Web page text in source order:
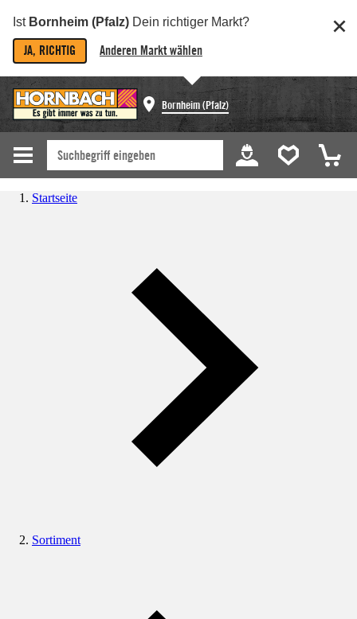
Ist Bornheim (Pfalz) Dein richtiger Markt?
JA, RICHTIG Anderen Markt wählen
Bornheim (Pfalz)
Startseite
Sortiment